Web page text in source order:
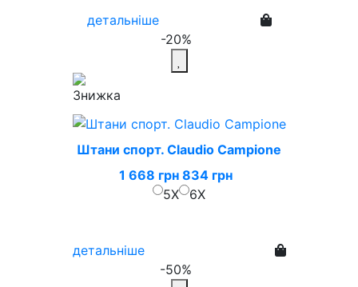
детальніше
-20%
Штани спорт. Claudio Campione
1 668 грн 834 грн
5X
6X
детальніше
-50%